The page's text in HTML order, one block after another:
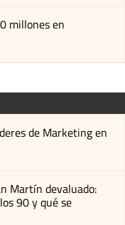
millones en
de Marketing en
Martín devaluado:
90 y qué se